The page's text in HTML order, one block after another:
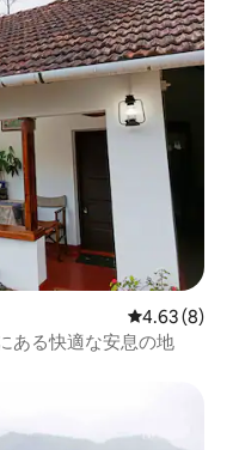
レビュー8
4.63 (8)
ある快適な安息の地